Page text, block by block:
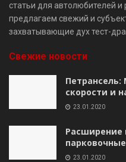
статьи для автолюбителей
предлагаем свежий и
захватывающие дух тест-
Свежие новости
скорости и
23.01.2020
Расширение
23.01.2020